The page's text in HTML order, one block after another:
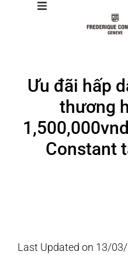
Manufacture
Sản phẩm
Bộ sưu tập
Ưu đãi hấp
thương
Constant
Last Updated on 13/